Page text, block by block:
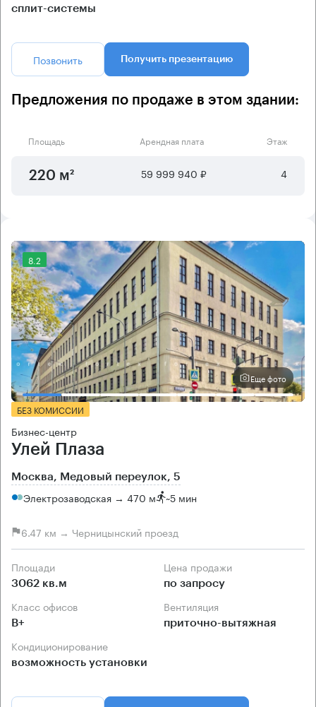
сплит-системы
Позвонить Получить презентацию
Предложения по продаже в этом здании:
Площадь Арендная плата Этаж
220 м² 59 999 940 ₽ 4
8.2
Еще фото
БЕЗ КОМИССИИ
Бизнес-центр
Улей Плаза
Москва, Медовый переулок, 5
Электрозаводская → 470 м ~5 мин
6.47 км → Черницынский проезд
Площади
3062 кв.м
Цена продажи
по запросу
Класс офисов
B+
Вентиляция
приточно-вытяжная
Кондиционирование
возможность установки